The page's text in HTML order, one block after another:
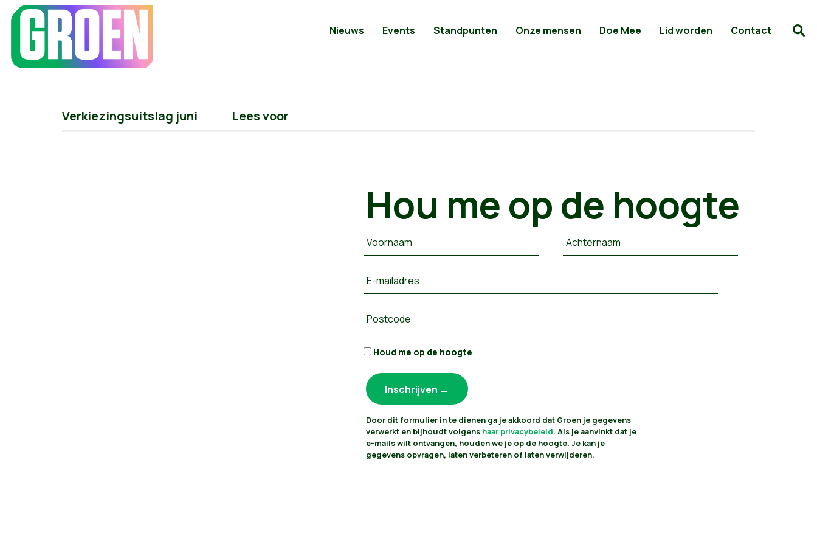
Nieuws Events Standpunten Onze mensen Doe Mee Lid worden Contact
Verkiezingsuitslag juni Lees voor
Hou me op de hoogte
Voornaam Achternaam
E-mailadres
Postcode
Houd me op de hoogte
Door dit formulier in te dienen ga je akkoord dat Groen je gegevens
verwerkt en bijhoudt volgens haar privacybeleid. Als je aanvinkt dat je
e-mails wilt ontvangen, houden we je op de hoogte. Je kan je
gegevens opvragen, laten verbeteren of laten verwijderen.